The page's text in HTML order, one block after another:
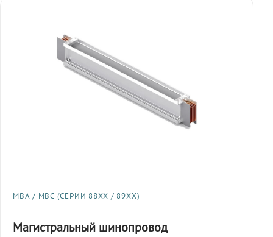
МВА / МВС (СЕРИИ 88XX / 89XX)
Магистральный шинопровод